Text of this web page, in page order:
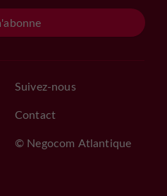
Suivez-nous
Contact
© Negocom Atlantique